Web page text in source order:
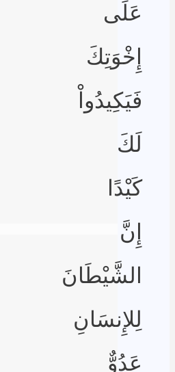
عَلَى
إِخْوَتِكَ
فَيَكِيدُواْ
لَكَ
كَيْدًا
إِنَّ
الشَّيْطَانَ
لِلإِنسَانِ
عَدُوٌّ